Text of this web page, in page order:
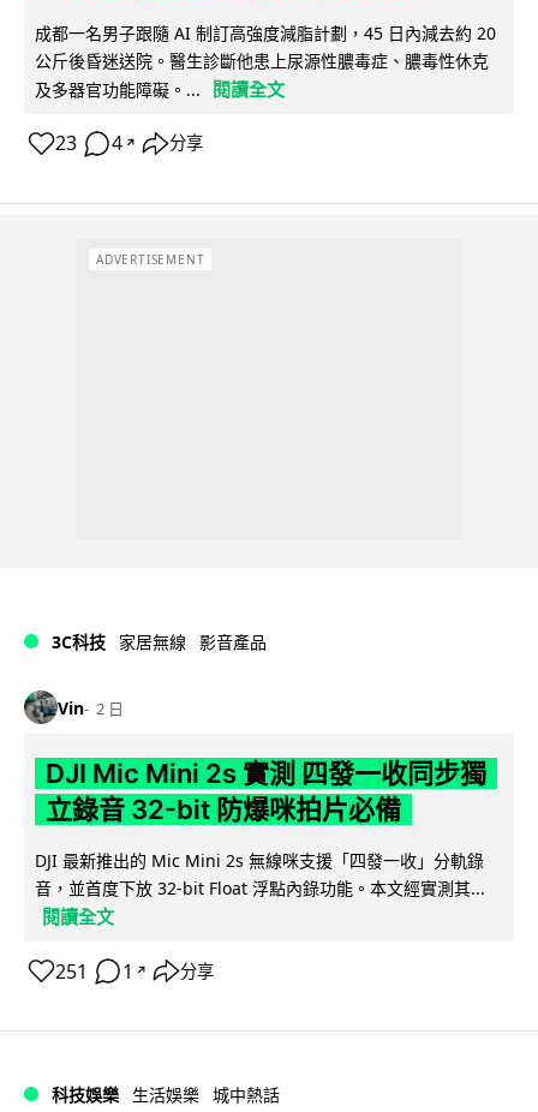
成都一名男子跟隨 AI 制訂高強度減脂計劃，45 日內減去約 20
公斤後昏迷送院。醫生診斷他患上尿源性膿毒症、膿毒性休克
及多器官功能障礙。...
閱讀全文
23 4 ↗ 分享
ADVERTISEMENT
3C科技 家居無線 影音產品
Vin 2 日
DJI Mic Mini 2s 實測 四發一收同步獨
立錄音 32-bit 防爆咪拍片必備
DJI 最新推出的 Mic Mini 2s 無線咪支援「四發一收」分軌錄
音，並首度下放 32-bit Float 浮點內錄功能。本文經實測其...
閱讀全文
251 1 ↗ 分享
科技娛樂 生活娛樂 城中熱話